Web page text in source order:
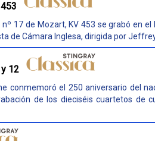
17 de Mozart, KV 453 se grabó en
de Cámara Inglesa, dirigida por
12
conmemoró el 250 aniversario del
de los dieciséis cuartetos de